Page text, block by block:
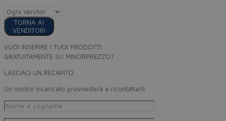
TORNA AI
VENDITORI
VUOI INSERIRE I TUOI PRODOTTI
GRATUITAMENTE SU MINORPREZZO?
LASCIACI UN RECAPITO
Un nostro incaricato provvederà a ricontattarti